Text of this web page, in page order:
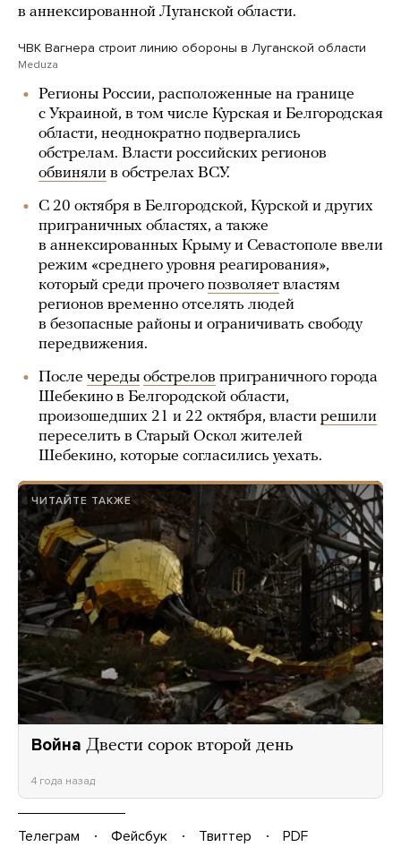
в аннексированной Луганской области.
ЧВК Вагнера строит линию обороны в Луганской области
Meduza
Регионы России, расположенные на границе
с Украиной, в том числе Курская и Белгородская
области, неоднократно подвергались
обстрелам. Власти российских регионов
обвиняли в обстрелах ВСУ.
С 20 октября в Белгородской, Курской и других
приграничных областях, а также
в аннексированных Крыму и Севастополе ввели
режим «среднего уровня реагирования»,
который среди прочего позволяет властям
регионов временно отселять людей
в безопасные районы и ограничивать свободу
передвижения.
После череды обстрелов приграничного города
Шебекино в Белгородской области,
произошедших 21 и 22 октября, власти решили
переселить в Старый Оскол жителей
Шебекино, которые согласились уехать.
ЧИТАЙТЕ ТАКЖЕ
Война Двести сорок второй день
4 года назад
Телеграм Фейсбук Твиттер
PDF